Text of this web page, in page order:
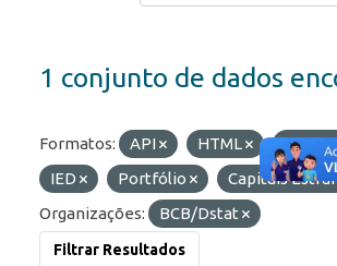
1 conjunto de dados
Formatos: API HTML OData
IED
Portfólio
Capitais
Organizações:
BCB/Dstat
Filtrar Resultados